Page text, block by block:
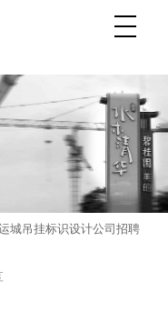
城吊挂标识设计公司招聘